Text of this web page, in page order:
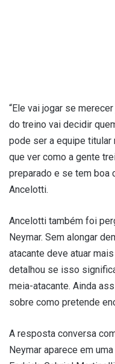
“Ele vai jogar se
do treino vai decidir
pode ser a equipe
que ver como a gente
preparado e se tem boa
Ancelotti.
Ancelotti também foi
Neymar. Sem alongar
atacante deve atuar
detalhou se isso
meia-atacante. Ainda
sobre como pretende
A resposta conversa
Neymar aparece em